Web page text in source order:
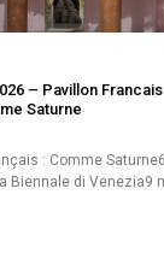
– Pavillon Francais
Saturne
: Comme
Biennale di Venezia9